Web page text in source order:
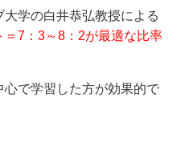
学の白井恭弘教授による
7：3～8：2が最適な比率
で学習した方が効果的で